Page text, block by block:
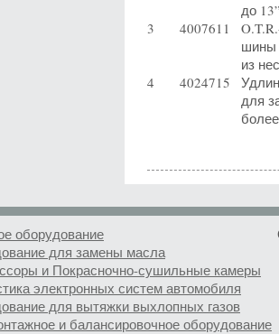
до
3
4007611
шины
из
4
4024715
для
оборудование
для замены масла
и Покрасночно-сушильные камеры
электронных систем автомобиля
для вытяжки выхлопных газов
и балансировочное оборудование